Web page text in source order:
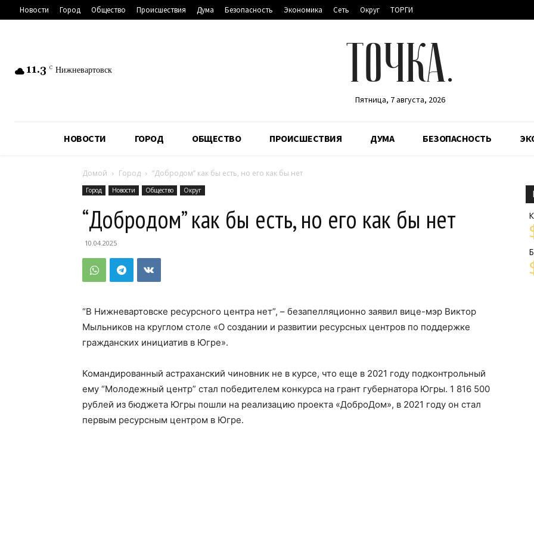
Новости Город Общество Происшествия Дума Безопасность Экономика Сеть Округ ТОРГИ
11.3 C Нижневартовск ТОЧКА.
Пятница, 7 августа, 2026
НОВОСТИ ГОРОД ОБЩЕСТВО ПРОИСШЕСТВИЯ ДУМА БЕЗОПАСНОСТЬ
Домой Город “Добродом” как бы есть, но его как бы нет
Город Новости Общество Округ
“Добродом” как бы есть, но его как бы нет
10.04.2025
“В Нижневартовске ресурсного центра нет”, – безапелляционно заявил вице-мэр Виктор
Мыльников на круглом столе «О создании и развитии ресурсных центров по поддержке
гражданских инициатив в Югре».
Командированный астраханский чиновник не в курсе, что еще в 2021 году подконтрольный
ему “Молодежный центр” стал победителем конкурса на грант губернатора Югры. 1 816 500
рублей из бюджета Югры пошли на реализацию проекта «ДоброДом», в 2021 году он стал
первым ресурсным центром в Югре.